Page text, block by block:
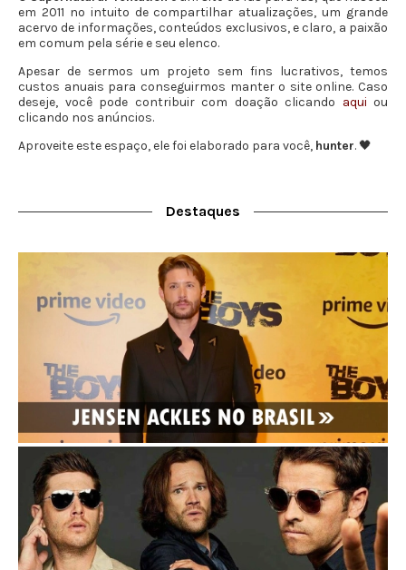
em 2011 no intuito de compartilhar atualizações, um grande
acervo de informações, conteúdos exclusivos, e claro, a paixão
em comum pela série e seu elenco.
Apesar de sermos um projeto sem fins lucrativos, temos
custos anuais para conseguirmos manter o site online. Caso
deseje, você pode contribuir com doação clicando aqui ou
clicando nos anúncios.
Aproveite este espaço, ele foi elaborado para você, hunter. 🖤
Destaques